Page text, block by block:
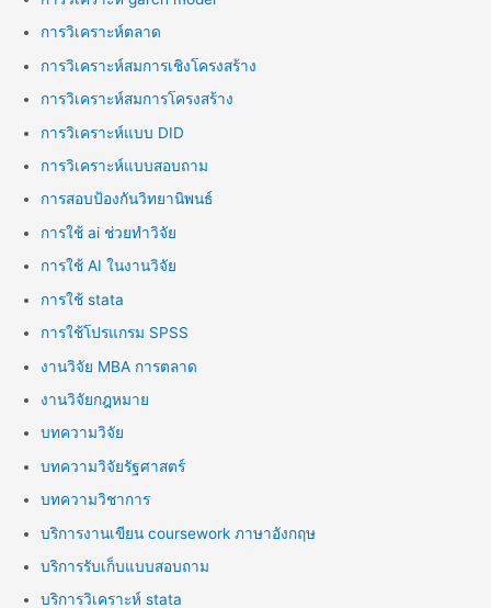
การวิเคราะห์ตลาด
การวิเคราะห์สมการเชิงโครงสร้าง
การวิเคราะห์สมการโครงสร้าง
การวิเคราะห์แบบ DID
การวิเคราะห์แบบสอบถาม
การสอบป้องกันวิทยานิพนธ์
การใช้ ai ช่วยทำวิจัย
การใช้ AI ในงานวิจัย
การใช้ stata
การใช้โปรแกรม SPSS
งานวิจัย MBA การตลาด
งานวิจัยกฎหมาย
บทความวิจัย
บทความวิจัยรัฐศาสตร์
บทความวิชาการ
บริการงานเขียน coursework ภาษาอังกฤษ
บริการรับเก็บแบบสอบถาม
บริการวิเคราะห์ stata